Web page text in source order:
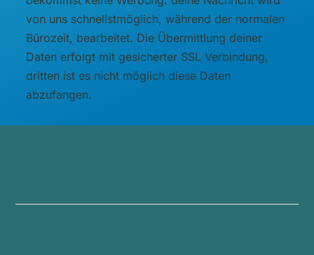
von uns schnellstmöglich, während der normalen
Bürozeit, bearbeitet. Die Übermittlung deiner
Daten erfolgt mit gesicherter SSL Verbindung,
dritten ist es nicht möglich diese Daten
abzufangen.